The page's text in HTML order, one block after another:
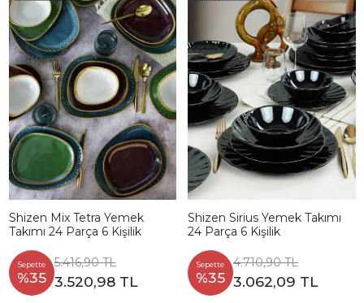
Shizen Mix Tetra Yemek
Takımı 24 Parça 6 Kişilik
Sepette
%35
5.416,90 TL
3.520,98 TL
Shizen Sirius Yemek Takımı
24 Parça 6 Kişilik
Sepette
%35
4.710,90 TL
3.062,09 TL